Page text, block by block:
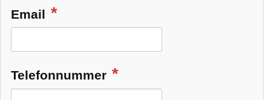
Email
Telefonnummer